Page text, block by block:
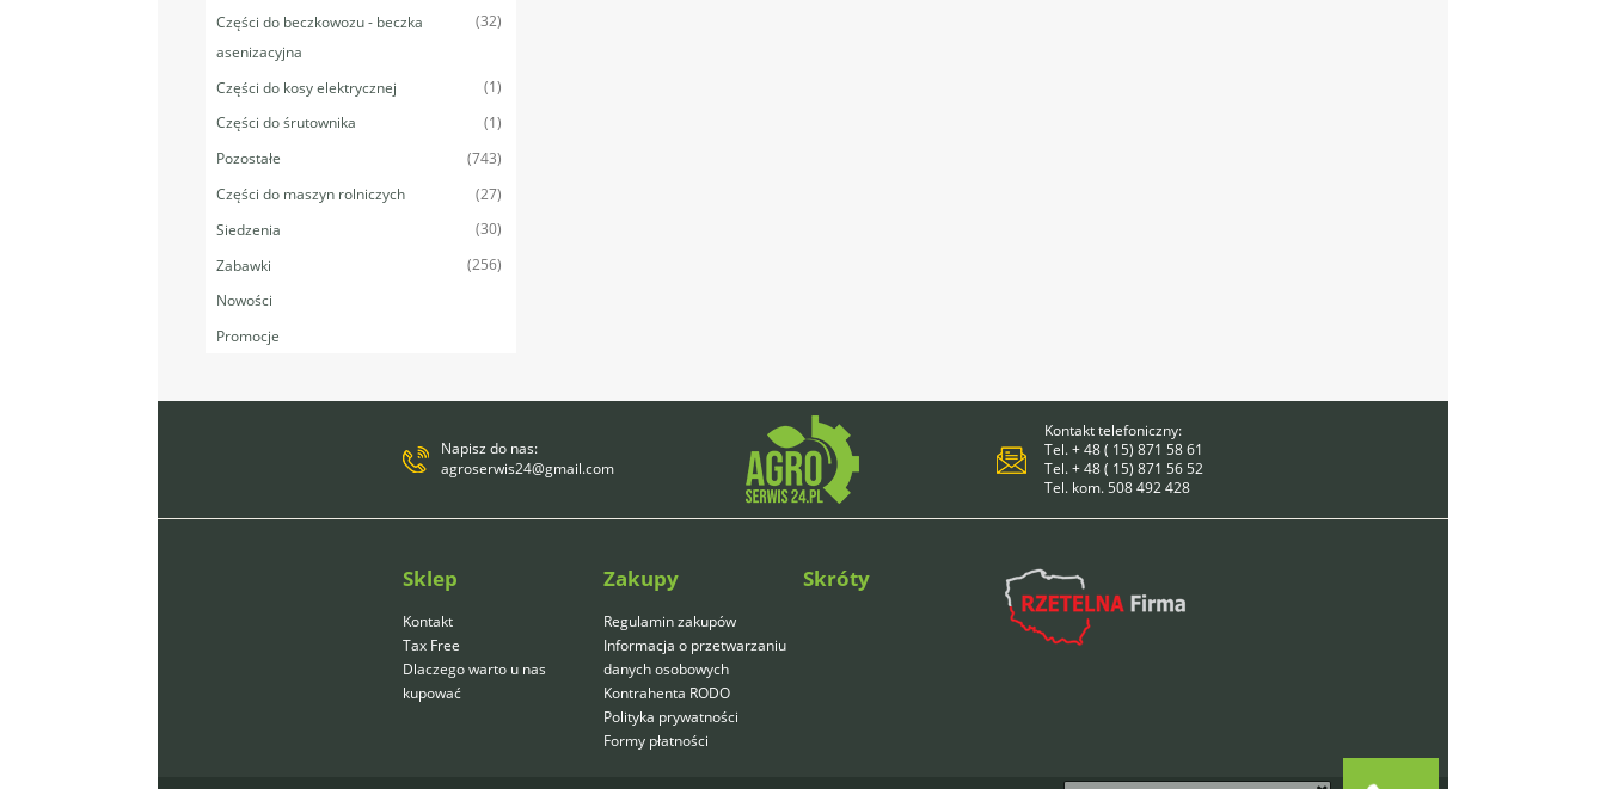
Części do beczkowozu - beczka
asenizacyjna
(32)
Części do kosy elektrycznej
(1)
Części do śrutownika
(1)
Pozostałe
(743)
Części do maszyn rolniczych
(27)
Siedzenia
(30)
Zabawki
(256)
Nowości
Promocje
Napisz do nas:
agroserwis24@gmail.com
Kontakt telefoniczny:
Tel. + 48 ( 15) 871 58 61
Tel. + 48 ( 15) 871 56 52
Tel. kom. 508 492 428
Sklep
Kontakt
Tax Free
Dlaczego warto u nas
kupować
Zakupy
Regulamin zakupów
Informacja o przetwarzaniu
danych osobowych
Kontrahenta RODO
Polityka prywatności
Formy płatności
Skróty